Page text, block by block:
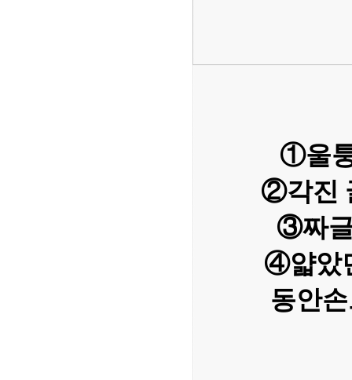
①울
②각진
③짜글
④얇았
동안